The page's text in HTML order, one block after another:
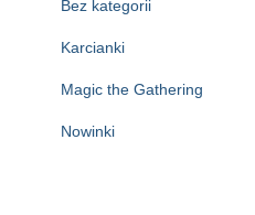
Bez kategorii
Karcianki
Magic the Gathering
Nowinki